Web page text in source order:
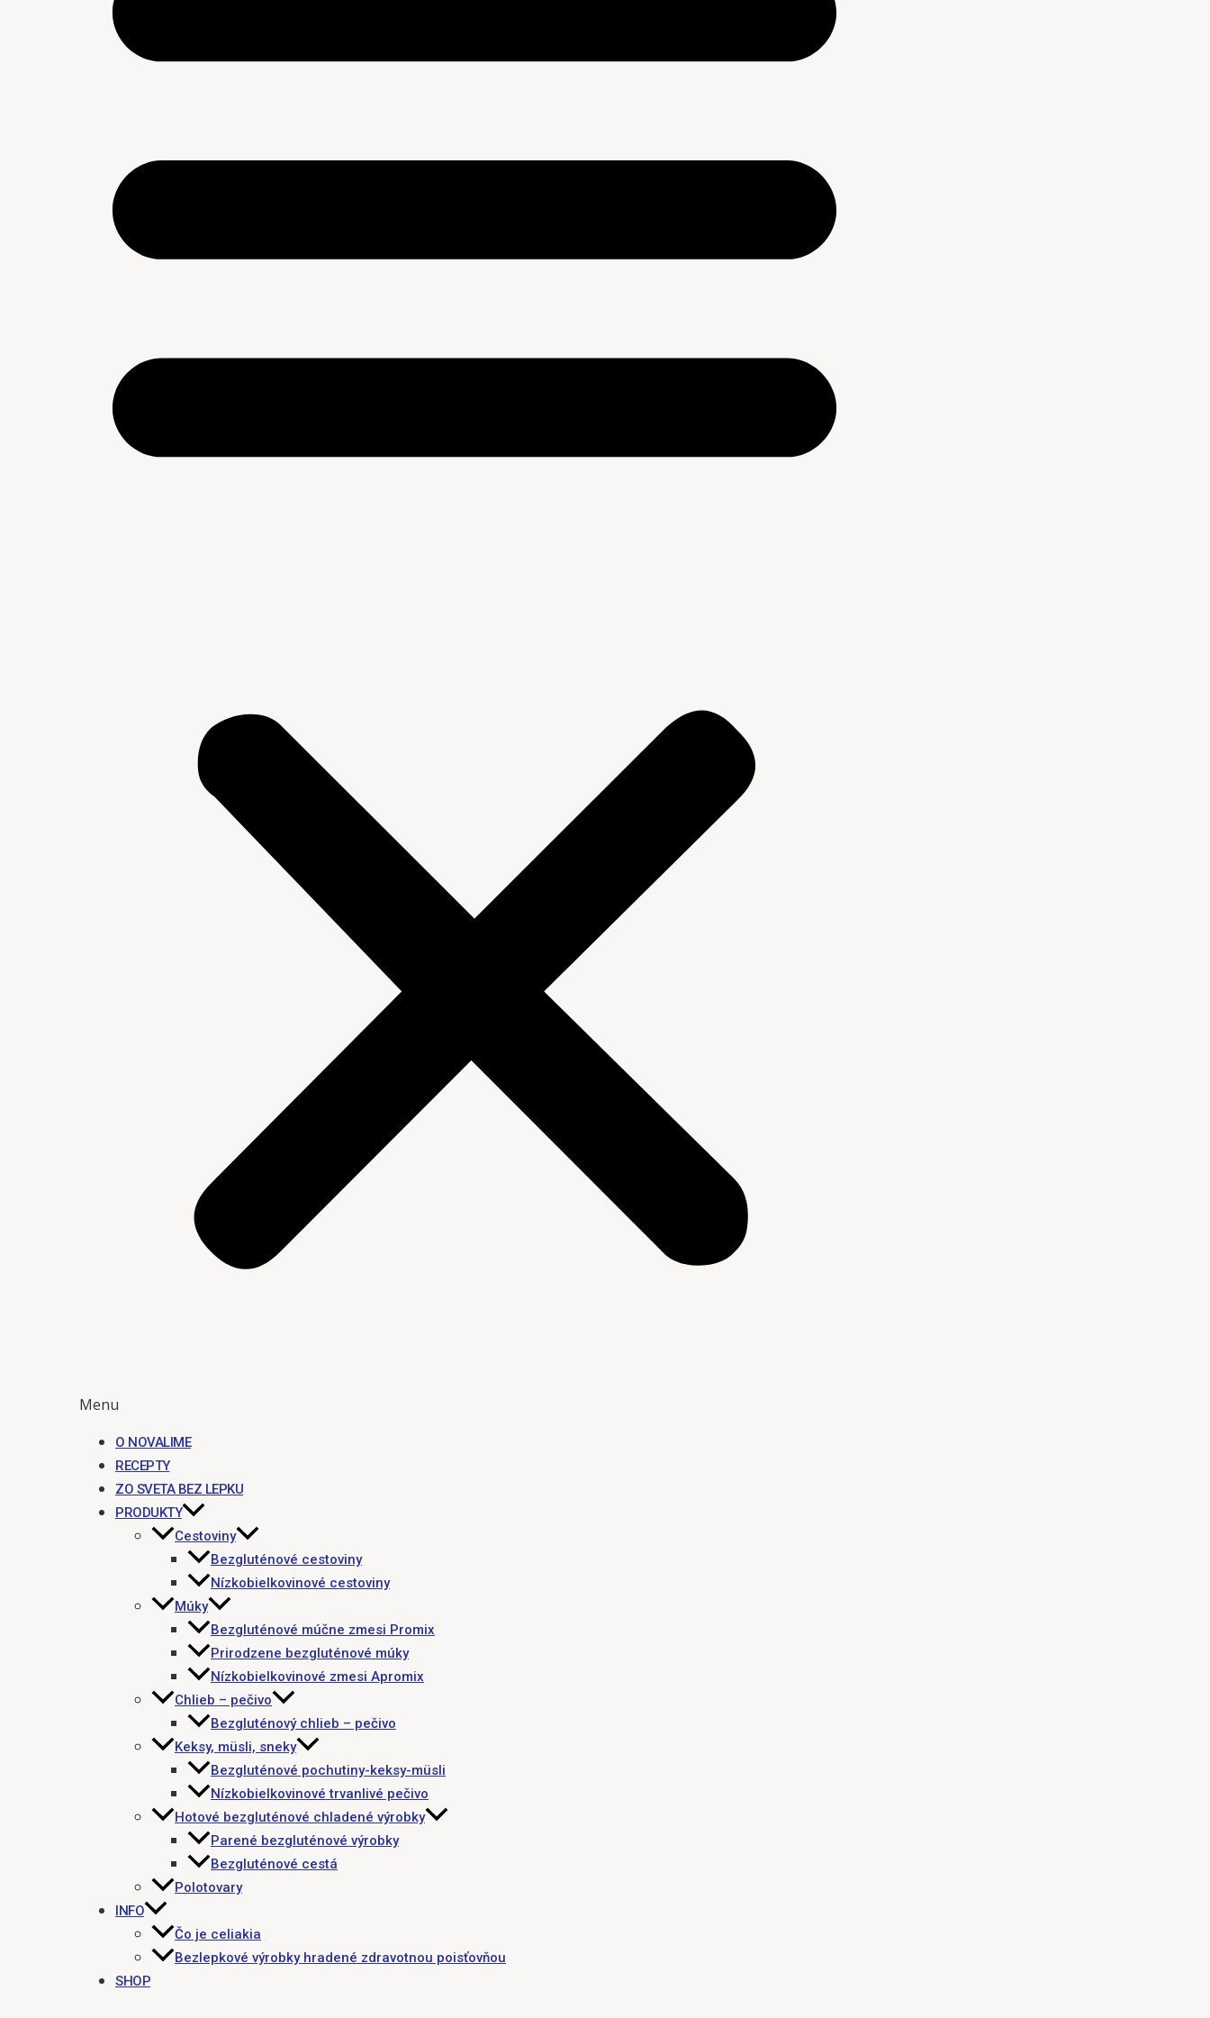
Menu
O NOVALIME
RECEPTY
ZO SVETA BEZ LEPKU
PRODUKTY
Cestoviny
Bezgluténové cestoviny
Nízkobielkovinové cestoviny
Múky
Bezgluténové múčne zmesi Promix
Prirodzene bezgluténové múky
Nízkobielkovinové zmesi Apromix
Chlieb – pečivo
Bezgluténový chlieb – pečivo
Keksy, müsli, sneky
Bezgluténové pochutiny-keksy-müsli
Nízkobielkovinové trvanlivé pečivo
Hotové bezgluténové chladené výrobky
Parené bezgluténové výrobky
Bezgluténové cestá
Polotovary
INFO
Čo je celiakia
Bezlepkové výrobky hradené zdravotnou poisťovňou
SHOP